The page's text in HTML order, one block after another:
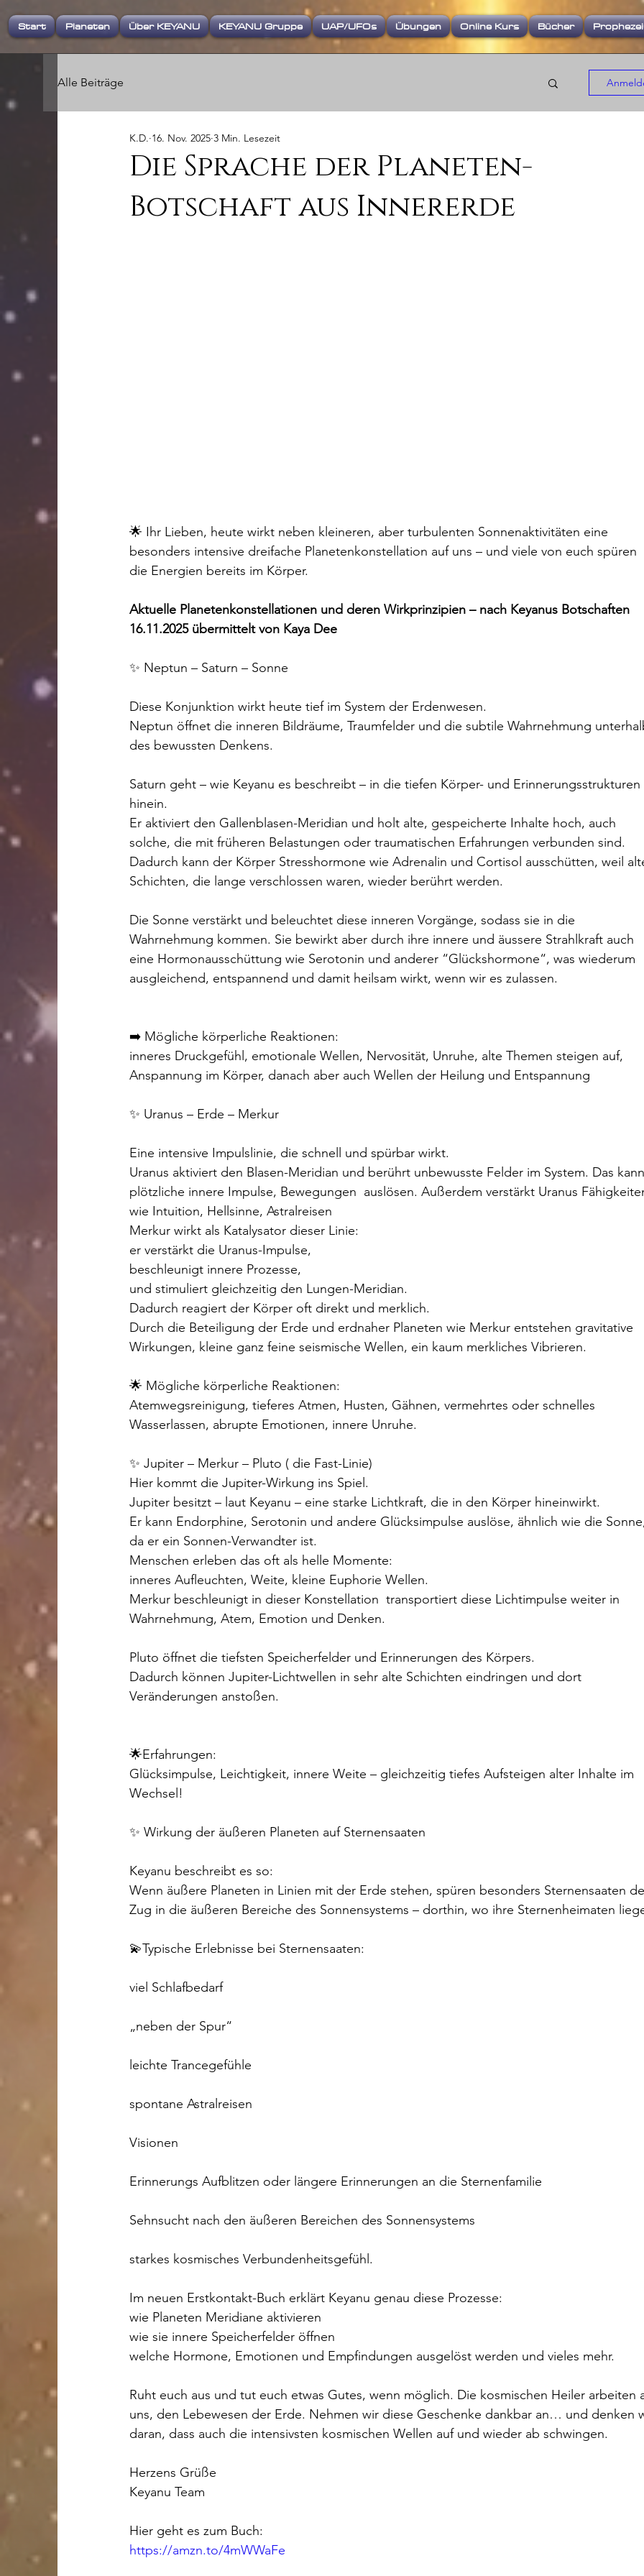
Start Planeten Über KEYANU KEYANU Gruppe UAP/UFOs Übungen Online Kurs Bücher
Alle Beiträge
Die Sprache der Planeten-
Botschaft aus Innererde
K.D. 16. Nov. 2025 3 Min. Lesezeit
🌟 Ihr Lieben, heute wirkt neben kleineren, aber turbulenten Sonnenaktivitäten eine
besonders intensive dreifache Planetenkonstellation auf uns – und viele von euch spüren
die Energien bereits im Körper.
Aktuelle Planetenkonstellationen und deren Wirkprinzipien – nach Keyanus Botschaften
16.11.2025 übermittelt von Kaya Dee
✨ Neptun – Saturn – Sonne
Diese Konjunktion wirkt heute tief im System der Erdenwesen.
Neptun öffnet die inneren Bildräume, Traumfelder und die subtile Wahrnehmung
des bewussten Denkens.
Saturn geht – wie Keyanu es beschreibt – in die tiefen Körper- und Erinnerungsstrukturen
hinein.
Er aktiviert den Gallenblasen-Meridian und holt alte, gespeicherte Inhalte hoch, auch
solche, die mit früheren Belastungen oder traumatischen Erfahrungen verbunden sind.
Dadurch kann der Körper Stresshormone wie Adrenalin und Cortisol ausschütten, weil
Schichten, die lange verschlossen waren, wieder berührt werden.
Die Sonne verstärkt und beleuchtet diese inneren Vorgänge, sodass sie in die
Wahrnehmung kommen. Sie bewirkt aber durch ihre innere und äussere Strahlkraft auch
eine Hormonausschüttung wie Serotonin und anderer “Glückshormone“, was wiederum
ausgleichend, entspannend und damit heilsam wirkt, wenn wir es zulassen.
➡️ Mögliche körperliche Reaktionen:
inneres Druckgefühl, emotionale Wellen, Nervosität, Unruhe, alte Themen steigen auf,
Anspannung im Körper, danach aber auch Wellen der Heilung und Entspannung
✨ Uranus – Erde – Merkur
Eine intensive Impulslinie, die schnell und spürbar wirkt.
Uranus aktiviert den Blasen-Meridian und berührt unbewusste Felder im System. Das
plötzliche innere Impulse, Bewegungen  auslösen. Außerdem verstärkt Uranus
wie Intuition, Hellsinne, Astralreisen
Merkur wirkt als Katalysator dieser Linie:
er verstärkt die Uranus-Impulse,
beschleunigt innere Prozesse,
und stimuliert gleichzeitig den Lungen-Meridian.
Dadurch reagiert der Körper oft direkt und merklich.
Durch die Beteiligung der Erde und erdnaher Planeten wie Merkur entstehen gravitative
Wirkungen, kleine ganz feine seismische Wellen, ein kaum merkliches Vibrieren.
🌟 Mögliche körperliche Reaktionen:
Atemwegsreinigung, tieferes Atmen, Husten, Gähnen, vermehrtes oder schnelles
Wasserlassen, abrupte Emotionen, innere Unruhe.
✨ Jupiter – Merkur – Pluto ( die Fast-Linie)
Hier kommt die Jupiter-Wirkung ins Spiel.
Jupiter besitzt – laut Keyanu – eine starke Lichtkraft, die in den Körper hineinwirkt.
Er kann Endorphine, Serotonin und andere Glücksimpulse auslöse, ähnlich wie die
da er ein Sonnen-Verwandter ist.
Menschen erleben das oft als helle Momente:
inneres Aufleuchten, Weite, kleine Euphorie Wellen.
Merkur beschleunigt in dieser Konstellation  transportiert diese Lichtimpulse weiter in
Wahrnehmung, Atem, Emotion und Denken.
Pluto öffnet die tiefsten Speicherfelder und Erinnerungen des Körpers.
Dadurch können Jupiter-Lichtwellen in sehr alte Schichten eindringen und dort
Veränderungen anstoßen.
🌟Erfahrungen:
Glücksimpulse, Leichtigkeit, innere Weite – gleichzeitig tiefes Aufsteigen alter Inhalte im
Wechsel!
✨ Wirkung der äußeren Planeten auf Sternensaaten
Keyanu beschreibt es so:
Wenn äußere Planeten in Linien mit der Erde stehen, spüren besonders Sternensaaten
Zug in die äußeren Bereiche des Sonnensystems – dorthin, wo ihre Sternenheimaten
💫Typische Erlebnisse bei Sternensaaten:
viel Schlafbedarf
„neben der Spur“
leichte Trancegefühle
spontane Astralreisen
Visionen
Erinnerungs Aufblitzen oder längere Erinnerungen an die Sternenfamilie
Sehnsucht nach den äußeren Bereichen des Sonnensystems
starkes kosmisches Verbundenheitsgefühl.
Im neuen Erstkontakt-Buch erklärt Keyanu genau diese Prozesse:
wie Planeten Meridiane aktivieren
wie sie innere Speicherfelder öffnen
welche Hormone, Emotionen und Empfindungen ausgelöst werden und vieles mehr.
Ruht euch aus und tut euch etwas Gutes, wenn möglich. Die kosmischen Heiler arbeiten
uns, den Lebewesen der Erde. Nehmen wir diese Geschenke dankbar an… und denken
daran, dass auch die intensivsten kosmischen Wellen auf und wieder ab schwingen.
Herzens Grüße
Keyanu Team
Hier geht es zum Buch:
https://amzn.to/4mWWaFe